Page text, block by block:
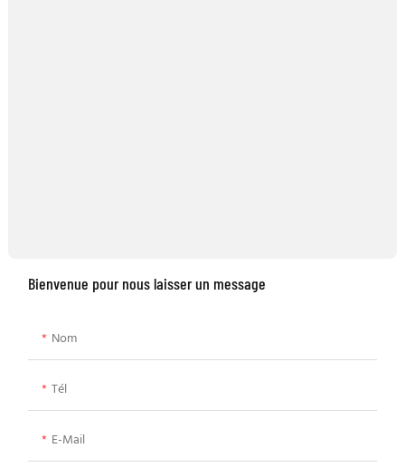
Bienvenue pour nous laisser un message
Nom
Tél
E-Mail